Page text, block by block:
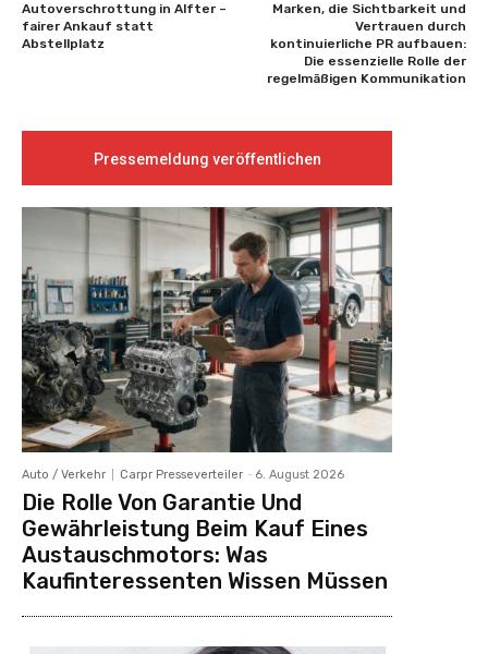
Autoverschrottung in Alfter –
fairer Ankauf statt
Abstellplatz
Marken, die Sichtbarkeit und
Vertrauen durch
kontinuierliche PR aufbauen:
Die essenzielle Rolle der
regelmäßigen Kommunikation
Pressemeldung veröffentlichen
Auto / Verkehr Carpr Presseverteiler - 6. August 2026
Die Rolle Von Garantie Und
Gewährleistung Beim Kauf Eines
Austauschmotors: Was
Kaufinteressenten Wissen Müssen